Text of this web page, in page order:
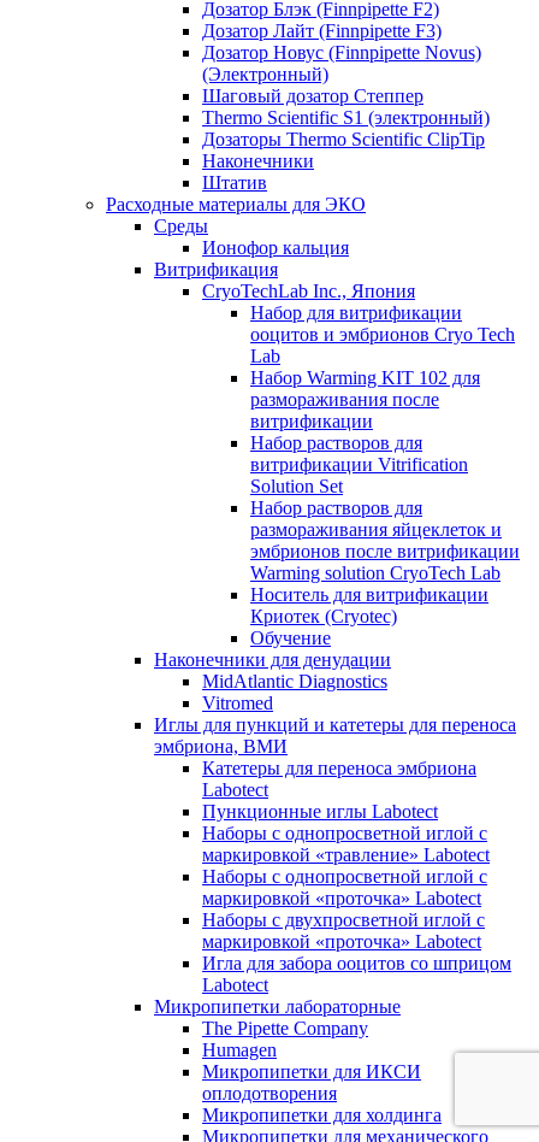
Дозатор Блэк (Finnpipette F2)
Дозатор Лайт (Finnpipette F3)
Дозатор Новус (Finnpipette Novus)
(Электронный)
Шаговый дозатор Степпер
Thermo Scientific S1 (электронный)
Дозаторы Thermo Scientific ClipTip
Наконечники
Штатив
Расходные материалы для ЭКО
Среды
Ионофор кальция
Витрификация
CryoTechLab Inc., Япония
Набор для витрификации
ооцитов и эмбрионов Cryo Tech
Lab
Набор Warming KIT 102 для
размораживания после
витрификации
Набор растворов для
витрификации Vitrification
Solution Set
Набор растворов для
размораживания яйцеклеток и
эмбрионов после витрификации
Warming solution CryoTech Lab
Носитель для витрификации
Криотек (Cryotec)
Обучение
Наконечники для денудации
MidAtlantic Diagnostics
Vitromed
Иглы для пункций и катетеры для переноса
эмбриона, ВМИ
Катетеры для переноса эмбриона
Labotect
Пункционные иглы Labotect
Наборы с однопросветной иглой с
маркировкой «травление» Labotect
Наборы с однопросветной иглой с
маркировкой «проточка» Labotect
Наборы с двухпросветной иглой с
маркировкой «проточка» Labotect
Игла для забора ооцитов со шприцом
Labotect
Микропипетки лабораторные
The Pipette Company
Humagen
Микропипетки для ИКСИ
оплодотворения
Микропипетки для холдинга
Микропипетки для механического